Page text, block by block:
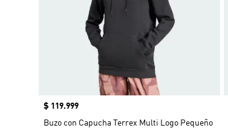
Precio
$ 119.999
Buzo con Capucha Terrex Multi Logo Pequeño